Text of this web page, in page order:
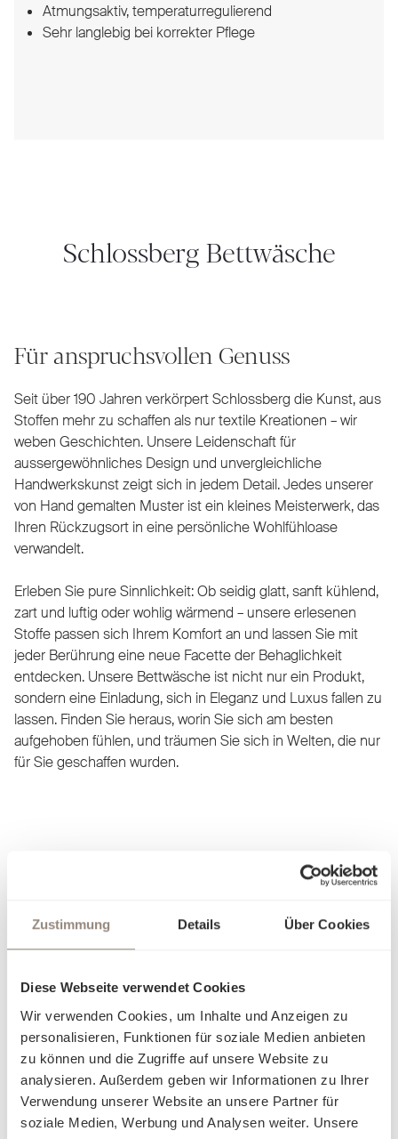
Zustimmung Details Über Cookies
Diese Webseite verwendet Cookies
Wir verwenden Cookies, um Inhalte und Anzeigen zu
personalisieren, Funktionen für soziale Medien anbieten
zu können und die Zugriffe auf unsere Website zu
analysieren. Außerdem geben wir Informationen zu Ihrer
Verwendung unserer Website an unsere Partner für
soziale Medien, Werbung und Analysen weiter. Unsere
Atmungsaktiv, temperaturregulierend
Sehr langlebig bei korrekter Pflege
Schlossberg Bettwäsche
Für anspruchsvollen Genuss
Seit über 190 Jahren verkörpert Schlossberg die Kunst, aus
Stoffen mehr zu schaffen als nur textile Kreationen – wir
weben Geschichten. Unsere Leidenschaft für
aussergewöhnliches Design und unvergleichliche
Handwerkskunst zeigt sich in jedem Detail. Jedes unserer
von Hand gemalten Muster ist ein kleines Meisterwerk, das
Ihren Rückzugsort in eine persönliche Wohlfühloase
verwandelt.
Erleben Sie pure Sinnlichkeit: Ob seidig glatt, sanft kühlend,
zart und luftig oder wohlig wärmend – unsere erlesenen
Stoffe passen sich Ihrem Komfort an und lassen Sie mit
jeder Berührung eine neue Facette der Behaglichkeit
entdecken. Unsere Bettwäsche ist nicht nur ein Produkt,
sondern eine Einladung, sich in Eleganz und Luxus fallen zu
lassen. Finden Sie heraus, worin Sie sich am besten
aufgehoben fühlen, und träumen Sie sich in Welten, die nur
für Sie geschaffen wurden.